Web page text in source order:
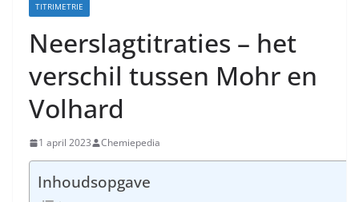
TITRIMETRIE
Neerslagtitraties – het
verschil tussen Mohr en
Volhard
1 april 2023 Chemiepedia
Inhoudsopgave